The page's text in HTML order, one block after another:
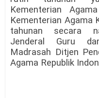
Kementerian
Kementerian Agama
tahunan secara
Jenderal Guru
Madrasah Ditjen
Agama Republik